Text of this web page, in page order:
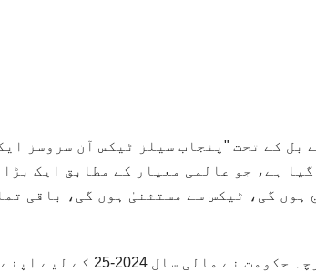
ہے، جو عالمی معیار کے مطابق ایک
ہوں گی، ٹیکس سے مستثنیٰ ہوں گی، باقی